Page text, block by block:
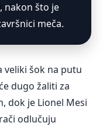
nakon što je
meča.
veliki šok na putu
dugo žaliti za
dok je Lionel Mesi
odlučuju